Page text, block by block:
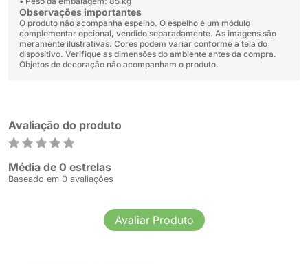
Observações importantes
O produto não acompanha espelho. O espelho é um módulo
complementar opcional, vendido separadamente. As imagens são
meramente ilustrativas. Cores podem variar conforme a tela do
dispositivo. Verifique as dimensões do ambiente antes da compra.
Objetos de decoração não acompanham o produto.
Avaliação do produto
Média de 0 estrelas
Baseado em 0 avaliações
Avaliar Produto